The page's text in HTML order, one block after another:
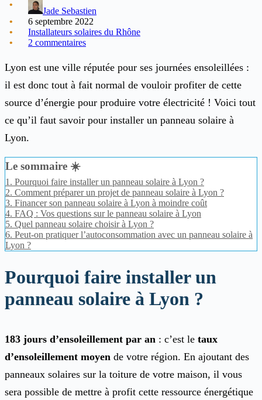
Jade Sebastien
6 septembre 2022
Installateurs solaires du Rhône
2 commentaires
Lyon est une ville réputée pour ses journées ensoleillées :
il est donc tout à fait normal de vouloir profiter de cette
source d’énergie pour produire votre électricité ! Voici tout
ce qu’il faut savoir pour installer un panneau solaire à
Lyon.
Le sommaire ☀️
1. Pourquoi faire installer un panneau solaire à Lyon ?
2. Comment préparer un projet de panneau solaire à Lyon ?
3. Financer son panneau solaire à Lyon à moindre coût
4. FAQ : Vos questions sur le panneau solaire à Lyon
5. Quel panneau solaire choisir à Lyon ?
6. Peut-on pratiquer l’autoconsommation avec un panneau solaire à
Lyon ?
Pourquoi faire installer un
panneau solaire à Lyon ?
183 jours d’ensoleillement par an : c’est le taux
d’ensoleillement moyen de votre région. En ajoutant des
panneaux solaires sur la toiture de votre maison, il vous
sera possible de mettre à profit cette ressource énergétique